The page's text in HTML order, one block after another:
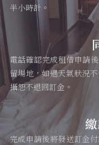
半小時計。
電話確認完成租借申請
留場地，如遇天氣狀況
攝恕不退回訂金。
完成申請後將發送訂金